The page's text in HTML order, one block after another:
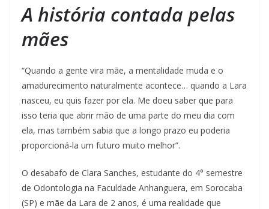
A história contada pelas
mães
“Quando a gente vira mãe, a mentalidade muda e o
amadurecimento naturalmente acontece… quando a Lara
nasceu, eu quis fazer por ela. Me doeu saber que para
isso teria que abrir mão de uma parte do meu dia com
ela, mas também sabia que a longo prazo eu poderia
proporcioná-la um futuro muito melhor”.
O desabafo de Clara Sanches, estudante do 4° semestre
de Odontologia na Faculdade Anhanguera, em Sorocaba
(SP) e mãe da Lara de 2 anos, é uma realidade que